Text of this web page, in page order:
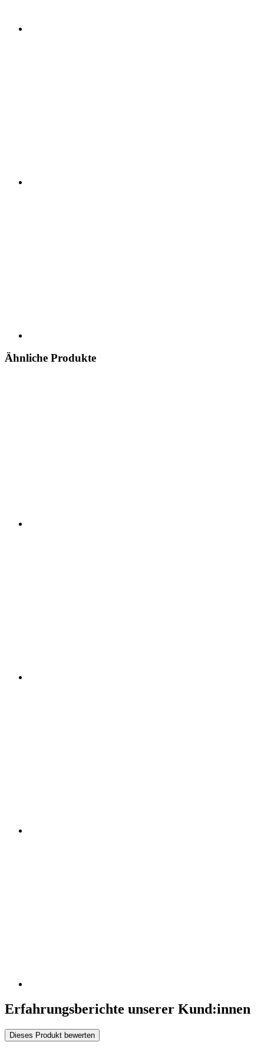
Ähnliche Produkte
Erfahrungsberichte unserer Kund:innen
Dieses Produkt bewerten